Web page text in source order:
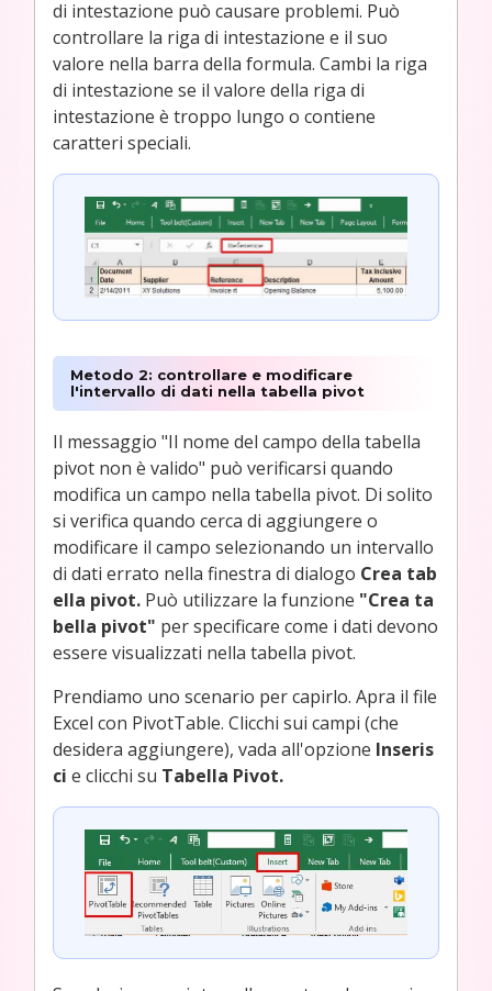
di intestazione può causare problemi. Può
controllare la riga di intestazione e il suo
valore nella barra della formula. Cambi la riga
di intestazione se il valore della riga di
intestazione è troppo lungo o contiene
caratteri speciali.
Metodo 2: controllare e modificare
l'intervallo di dati nella tabella pivot
Il messaggio "Il nome del campo della tabella
pivot non è valido" può verificarsi quando
modifica un campo nella tabella pivot. Di solito
si verifica quando cerca di aggiungere o
modificare il campo selezionando un intervallo
di dati errato nella finestra di dialogo Crea tab
ella pivot. Può utilizzare la funzione "Crea ta
bella pivot" per specificare come i dati devono
essere visualizzati nella tabella pivot.
Prendiamo uno scenario per capirlo. Apra il file
Excel con PivotTable. Clicchi sui campi (che
desidera aggiungere), vada all'opzione Inseris
ci e clicchi su Tabella Pivot.